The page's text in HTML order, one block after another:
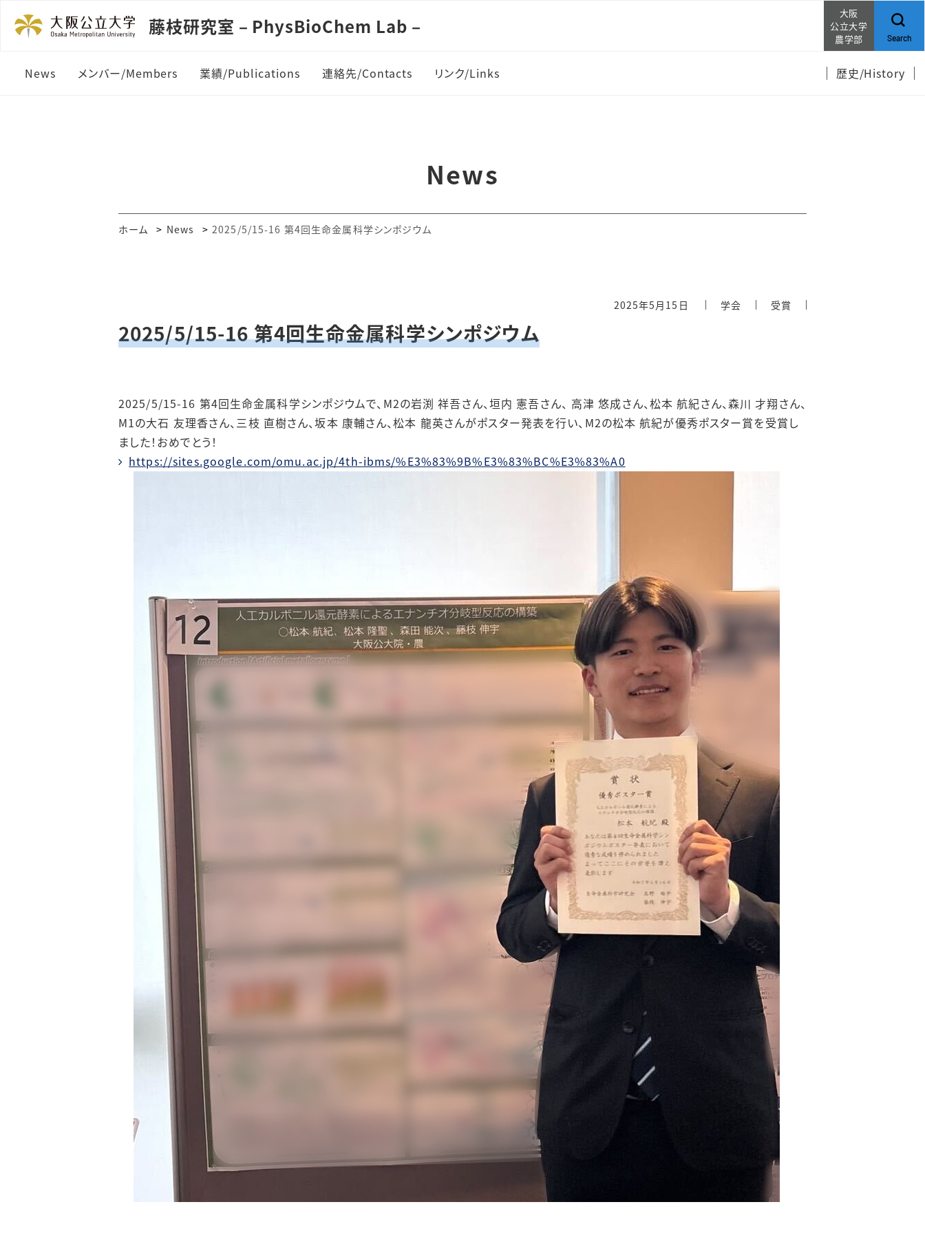
藤枝研究室 – PhysBioChem Lab –
大阪
公立大学
農学部
Search
News メンバー/Members 業績/Publications 連絡先/Contacts リンク/Links 歴史/History
News
ホーム News 2025/5/15-16 第4回生命金属科学シンポジウム
2025年5月15日 学会 受賞
2025/5/15-16 第4回生命金属科学シンポジウム
2025/5/15-16 第4回生命金属科学シンポジウムで、M2の岩渕 祥吾さん、垣内 憲吾さん、 高津 悠成さん、松本 航紀さん、森川 才翔さん、
M1の大石 友理香さん、三枝 直樹さん、坂本 康輔さん、松本 龍英さんがポスター発表を行い、M2の松本 航紀が優秀ポスター賞を受賞し
ました！おめでとう！
https://sites.google.com/omu.ac.jp/4th-ibms/%E3%83%9B%E3%83%BC%E3%83%A0